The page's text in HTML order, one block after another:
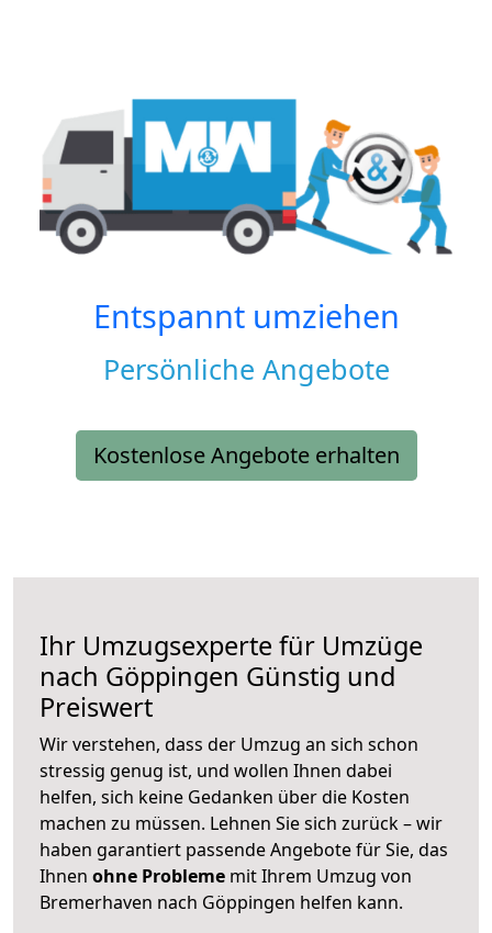
Entspannt umziehen
Persönliche Angebote
Kostenlose Angebote erhalten
Ihr Umzugsexperte für Umzüge
nach Göppingen Günstig und
Preiswert
Wir verstehen, dass der Umzug an sich schon
stressig genug ist, und wollen Ihnen dabei
helfen, sich keine Gedanken über die Kosten
machen zu müssen. Lehnen Sie sich zurück – wir
haben garantiert passende Angebote für Sie, das
Ihnen ohne Probleme mit Ihrem Umzug von
Bremerhaven nach Göppingen helfen kann.